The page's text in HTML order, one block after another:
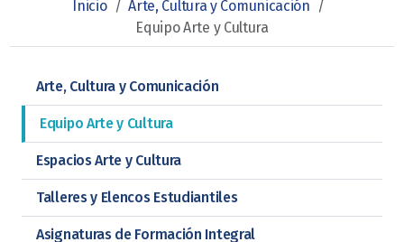
Inicio / Arte, Cultura y Comunicación /
Equipo Arte y Cultura
Arte, Cultura y Comunicación
Equipo Arte y Cultura
Espacios Arte y Cultura
Talleres y Elencos Estudiantiles
Asignaturas de Formación Integral